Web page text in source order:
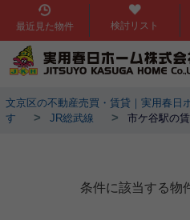
最近見た物件 検討リスト
文京区の不動産売買・賃貸｜実用春日
す
> JR総武線 > 市ケ谷駅の
条件に該当する物